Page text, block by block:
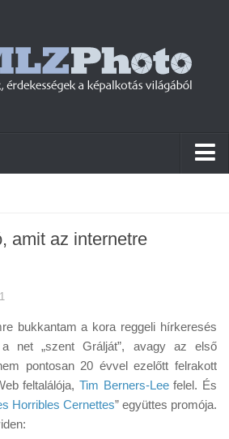
amit az internetre
bukkantam a kora reggeli hírkeresés
a net „szent Grálját”, avagy az első
pontosan 20 évvel ezelőtt felrakott
feltalálója, Tim Berners-Leefelel. És
Horribles Cernettes” együttes promója.